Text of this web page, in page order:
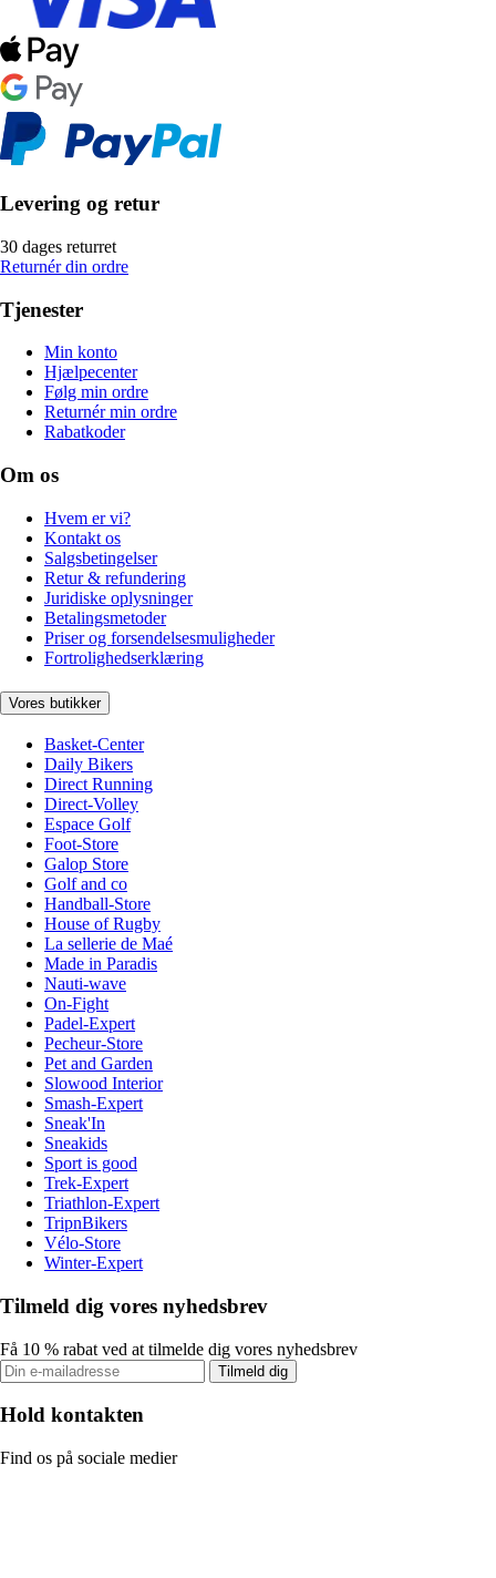
Levering og retur
30 dages returret
Returnér din ordre
Tjenester
Min konto
Hjælpecenter
Følg min ordre
Returnér min ordre
Rabatkoder
Om os
Hvem er vi?
Kontakt os
Salgsbetingelser
Retur & refundering
Juridiske oplysninger
Betalingsmetoder
Priser og forsendelsesmuligheder
Fortrolighedserklæring
Vores butikker
Basket-Center
Daily Bikers
Direct Running
Direct-Volley
Espace Golf
Foot-Store
Galop Store
Golf and co
Handball-Store
House of Rugby
La sellerie de Maé
Made in Paradis
Nauti-wave
On-Fight
Padel-Expert
Pecheur-Store
Pet and Garden
Slowood Interior
Smash-Expert
Sneak'In
Sneakids
Sport is good
Trek-Expert
Triathlon-Expert
TripnBikers
Vélo-Store
Winter-Expert
Tilmeld dig vores nyhedsbrev
Få 10 % rabat ved at tilmelde dig vores nyhedsbrev
Tilmeld dig
Hold kontakten
Find os på sociale medier